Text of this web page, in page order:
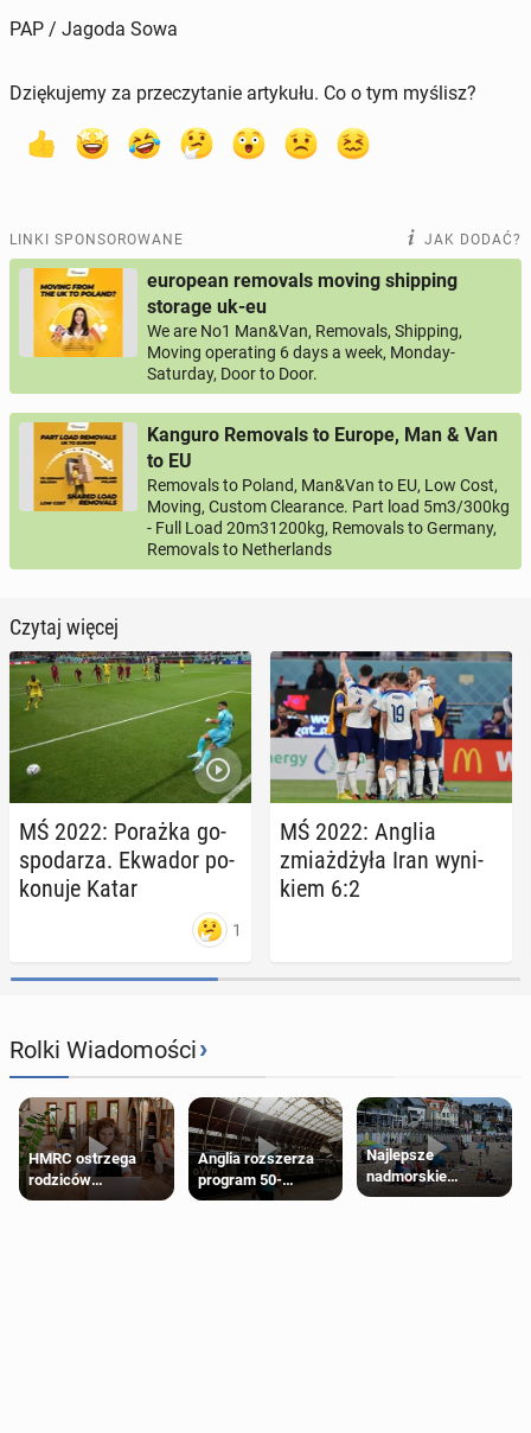
PAP / Jagoda Sowa
Dziękujemy za przeczytanie artykułu. Co o tym myślisz?
LINKI SPONSOROWANE JAK DODAĆ?
european removals moving shipping
storage uk-eu
We are No1 Man&Van, Removals, Shipping,
Moving operating 6 days a week, Monday-
Saturday, Door to Door.
Kanguro Removals to Europe, Man & Van
to EU
Removals to Poland, Man&Van to EU, Low Cost,
Moving, Custom Clearance. Part load 5m3/300kg
- Full Load 20m31200kg, Removals to Germany,
Removals to Netherlands
Czytaj więcej
MŚ 2022: Porażka go­
spo­da­rza. Ekwador po­
ko­nu­je Katar
1
MŚ 2022: Anglia
zmiaż­dży­ła Iran wy­ni­
kiem 6:2
Rolki Wiadomości›
HMRC ostrzega
rodziców
pobierających Child
Anglia rozszerza
program 50-
procentowych
Najlepsze
nadmorskie
miasteczko blisko